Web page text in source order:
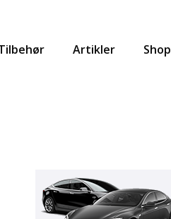
Artikler Shop